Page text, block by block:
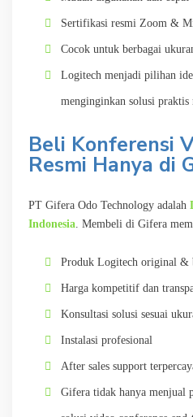
Sertifikasi resmi Zoom &
Cocok untuk berbagai
Logitech menjadi pilihan
menginginkan solusi praktis
Beli Konferensi
Resmi Hanya di
PT Gifera Odo Technology adalah
Indonesia . Membeli di Gifera
Produk Logitech original &
Harga kompetitif dan
Konsultasi solusi sesuai
Instalasi profesional
After sales support
Gifera tidak hanya menjual